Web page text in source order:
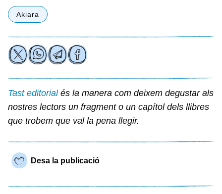
Akiara
Tast editorialés la manera com deixem degustar als
nostres lectors un fragment o un capítol dels llibres
que trobem que val la pena llegir.
Desa la publicació